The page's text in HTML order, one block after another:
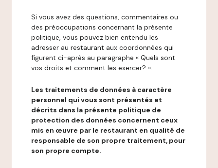
Si vous avez des questions, commentaires ou
des préoccupations concernant la présente
politique, vous pouvez bien entendu les
adresser au restaurant aux coordonnées qui
figurent ci-après au paragraphe « Quels sont
vos droits et comment les exercer? ».
Les traitements de données à caractère
personnel qui vous sont présentés et
décrits dans la présente politique de
protection des données concernent ceux
mis en œuvre par le restaurant en qualité de
responsable de son propre traitement, pour
son propre compte.